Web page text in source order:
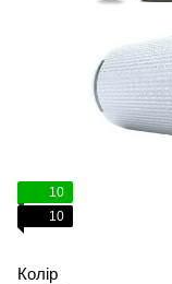
10
10
Колір